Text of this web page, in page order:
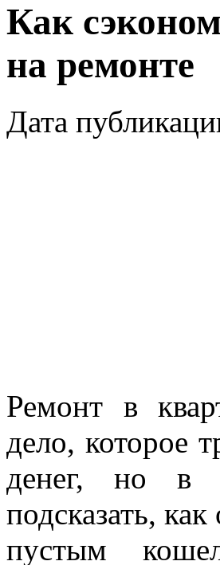
Как
на ремонте
Дата
Ремонт в
дело, которое
денег, но в
подсказать,
пустым